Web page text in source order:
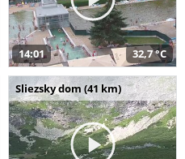
14:01 32,7 °C
Sliezsky dom (41 km)